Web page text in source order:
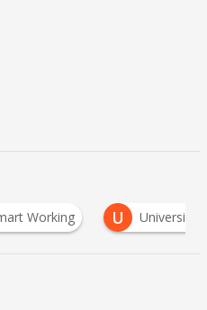
Università Campus Bio-Medico